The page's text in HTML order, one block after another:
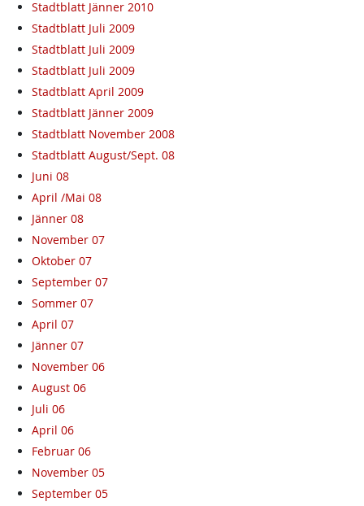
Stadtblatt Jänner 2010
Stadtblatt Juli 2009
Stadtblatt Juli 2009
Stadtblatt Juli 2009
Stadtblatt April 2009
Stadtblatt Jänner 2009
Stadtblatt November 2008
Stadtblatt August/Sept. 08
Juni 08
April /Mai 08
Jänner 08
November 07
Oktober 07
September 07
Sommer 07
April 07
Jänner 07
November 06
August 06
Juli 06
April 06
Februar 06
November 05
September 05